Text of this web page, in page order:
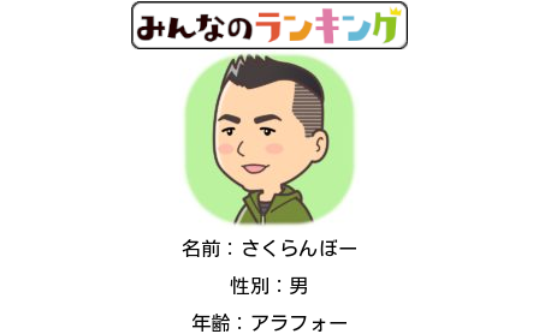
名前：さくらんぼー
性別：男
年齢：アラフォー